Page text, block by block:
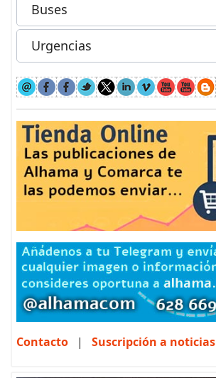
Buses
Urgencias
Contacto | Suscripción a noticias